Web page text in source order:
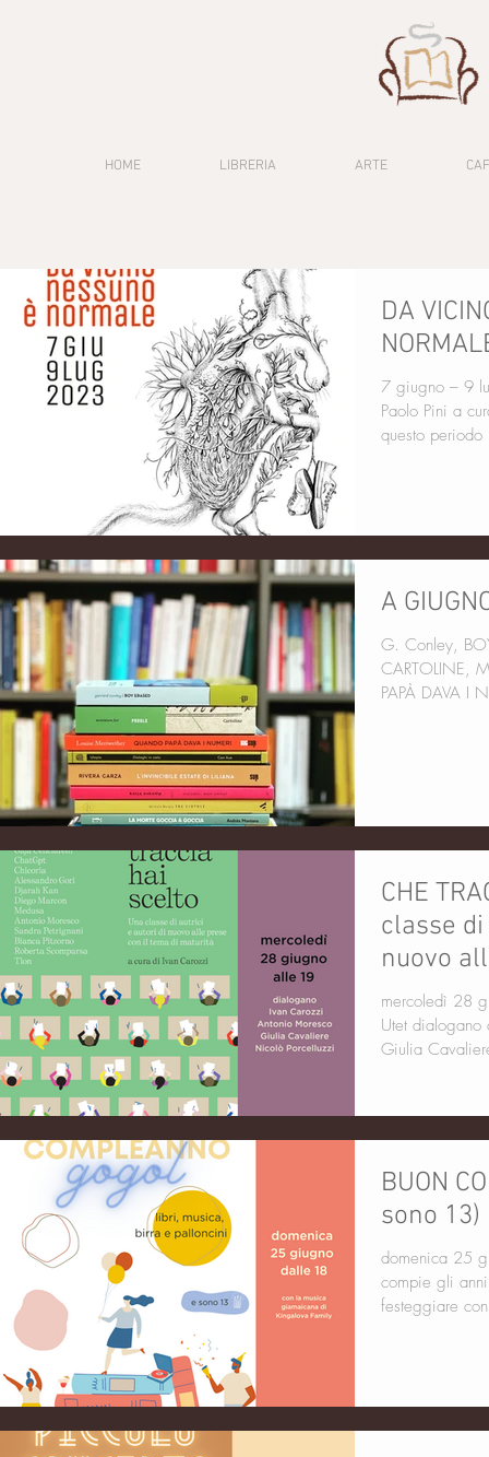
HOME LIBRERIA ARTE
DA
7 giugno – 9
Paolo Pini a
questo
A
G. Conley, BOY ERASED, Black Coffee A. Proulx,
CARTOLINE,
PAPÀ DAVA I
CHE
classe
nuovo
maturità
mercoledì 28
Utet dialogano
Giulia
BUON
sono 13)
domenica 25
compie gli
festeggiare